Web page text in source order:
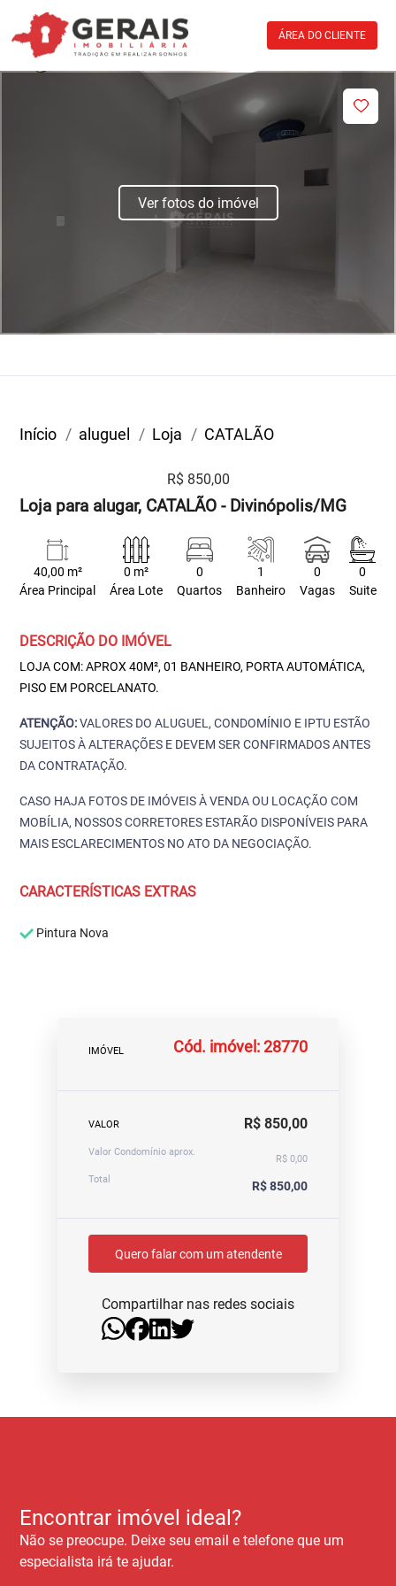
ÁREA DO CLIENTE
Ver fotos do imóvel
Início aluguel Loja CATALÃO
R$ 850,00
Loja para alugar, CATALÃO - Divinópolis/MG
40,00 m²
Área Principal
0 m²
Área Lote
0
Quartos
1
Banheiro
0
Vagas
0
Suite
DESCRIÇÃO DO IMÓVEL
LOJA COM: APROX 40M², 01 BANHEIRO, PORTA AUTOMÁTICA,
PISO EM PORCELANATO.
ATENÇÃO:VALORES DO ALUGUEL, CONDOMÍNIO E IPTU ESTÃO
SUJEITOS À ALTERAÇÕES E DEVEM SER CONFIRMADOS ANTES
DA CONTRATAÇÃO.
CASO HAJA FOTOS DE IMÓVEIS À VENDA OU LOCAÇÃO COM
MOBÍLIA, NOSSOS CORRETORES ESTARÃO DISPONÍVEIS PARA
MAIS ESCLARECIMENTOS NO ATO DA NEGOCIAÇÃO.
CARACTERÍSTICAS EXTRAS
Pintura Nova
IMÓVEL Cód. imóvel: 28770
VALOR R$ 850,00
Valor Condomínio aprox.
R$ 0,00
Total
R$ 850,00
Quero falar com um atendente
Compartilhar nas redes sociais
Encontrar imóvel ideal?
Não se preocupe. Deixe seu email e telefone que um
especialista irá te ajudar.